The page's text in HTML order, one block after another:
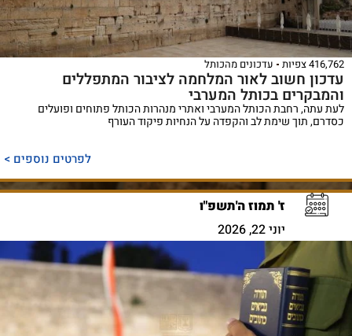
416,762 צפיות עדכונים מהכותל
עדכון חשוב לאור המלחמה לציבור המתפללים
והמבקרים בכותל המערבי
לעת עתה, רחבת הכותל המערבי ואתרי מנהרות הכותל פתוחים ופועלים
כסדרם, תוך שימת לב והקפדה על הנחיות פיקוד העורף
לפרטים נוספים >
ז' תמוז ה'תשפ"ו
יוני 22, 2026